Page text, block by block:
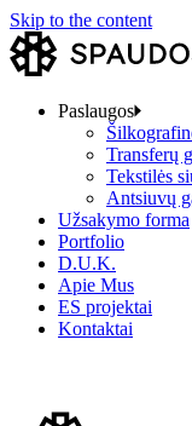
Skip to the content
Paslaugos
Transferų
Tekstilės
Antsiuvų
Užsakymo forma
Portfolio
D.U.K.
Apie Mus
ES projektai
Kontaktai